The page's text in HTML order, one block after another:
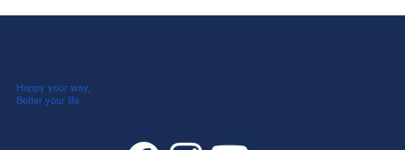
Happy your way,
Better your life